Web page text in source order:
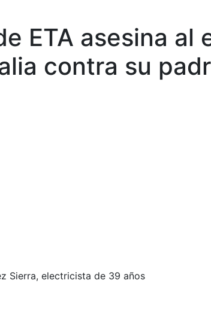
ETA asesina
contra su
Sierra, electricista de 39 años